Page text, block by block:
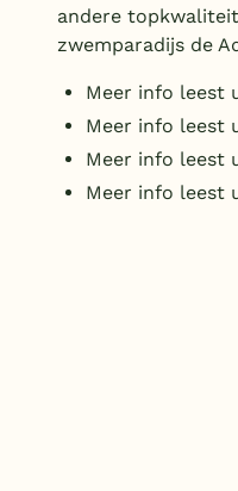
andere
zwemparadijs de
Meer info leest
Meer info leest
Meer info leest
Meer info leest